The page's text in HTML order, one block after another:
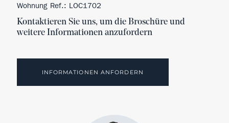
Wohnung Ref.: LOC1702
Kontaktieren Sie uns, um die Broschüre und
weitere Informationen anzufordern
INFORMATIONEN ANFORDERN